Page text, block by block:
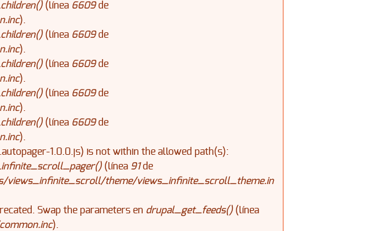
(línea 6609de
).
(línea 6609de
).
(línea 6609de
).
(línea 6609de
).
(línea 6609de
).
1.0.0.js) is not within the allowed path(s):
(línea 91de
theme/views_infinite_scroll_theme.in
Swap the parameters en drupal_get_feeds()(línea
).